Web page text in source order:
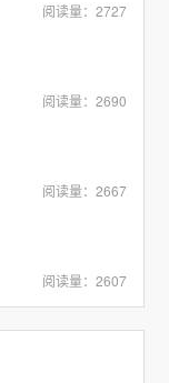
阅读量：2727
阅读量：2690
阅读量：2667
阅读量：2607